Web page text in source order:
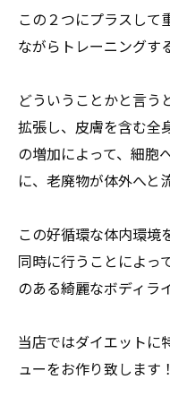
この２つにプラスして
ながらトレーニングす
どういうことかと言う
拡張し、 皮膚を含む全
の増加によって、 細胞
に、 老廃物が体外へと
この好循環な体内環境
同時に行うことによっ
のある綺麗なボディラ
当店ではダイエットに
ューをお作り致します！